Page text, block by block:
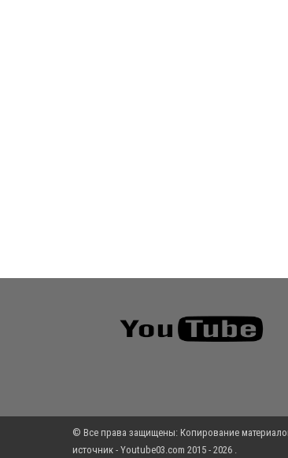
© Все права защищены: Копирование
источник - Youtube03.com 2015 - 2026 .